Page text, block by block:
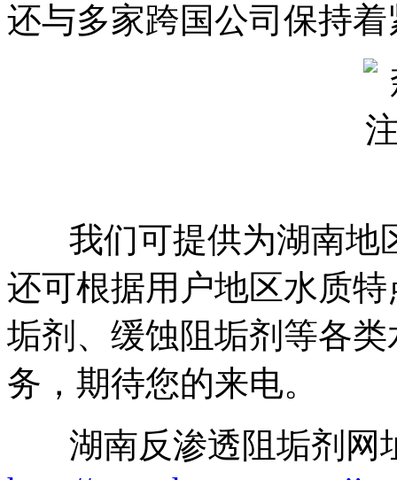
还与多家跨国公司保持
我们可提供为湖南地
还可根据用户地区水质
垢剂、缓蚀阻垢剂等各
务，期待您的来电。
湖南反渗透阻垢剂网